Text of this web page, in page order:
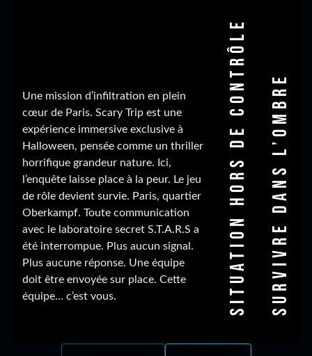
Une mission d’infiltration en plein
cœur de Paris. Scary Trip est une
expérience immersive exclusive à
Halloween, pensée comme un thriller
horrifique grandeur nature. Ici,
l’enquête laisse place à la peur. Le jeu
de rôle devient survie. Paris, quartier
Oberkampf. Toute communication
avec le laboratoire secret S.T.A.R.S a
été interrompue. Plus aucun signal.
Plus aucune réponse. Une équipe
doit être envoyée sur place. Cette
équipe… c’est vous.
SITUATION HORS DE CONTRÔLESURVIVRE DANS L’OMBRE